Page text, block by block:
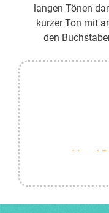
langen Tönen
kurzer Ton mit
den